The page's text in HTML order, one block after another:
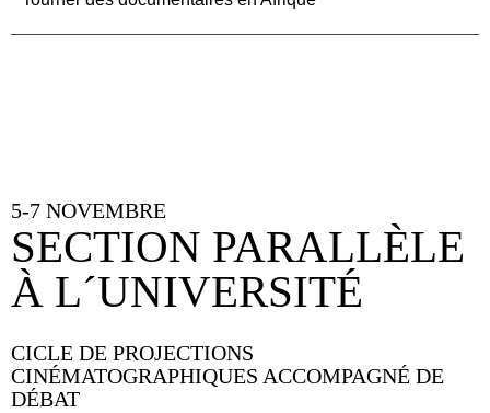
5-7 NOVEMBRE
SECTION PARALLÈLE
À L´UNIVERSITÉ
CICLE DE PROJECTIONS
CINÉMATOGRAPHIQUES ACCOMPAGNÉ DE
DÉBAT